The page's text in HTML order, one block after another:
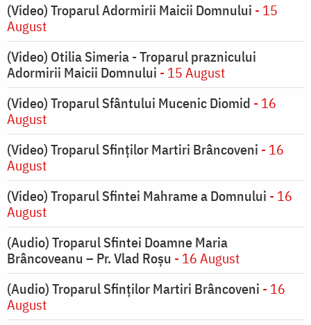
(Video) Troparul Adormirii Maicii Domnului - 15
August
(Video) Otilia Simeria - Troparul praznicului
Adormirii Maicii Domnului - 15 August
(Video) Troparul Sfântului Mucenic Diomid - 16
August
(Video) Troparul Sfinților Martiri Brâncoveni - 16
August
(Video) Troparul Sfintei Mahrame a Domnului - 16
August
(Audio) Troparul Sfintei Doamne Maria
Brâncoveanu – Pr. Vlad Roșu - 16 August
(Audio) Troparul Sfinților Martiri Brâncoveni - 16
August